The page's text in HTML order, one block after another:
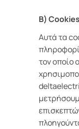
B)
Αυτά τα
τον οποίο